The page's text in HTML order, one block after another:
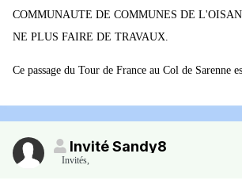
COMMUNAUTE DE COMMUNES DE
NE PLUS FAIRE DE TRAVAUX.
Ce passage du Tour de France au Col de Sarenne
Invité Sandy8
Invités,